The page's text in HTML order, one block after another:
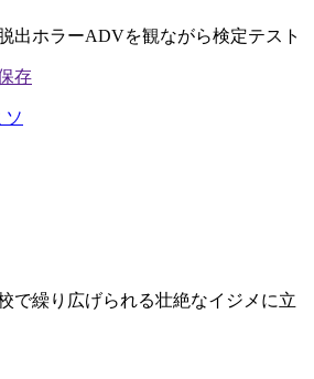
出ホラーADVを観ながら検定テスト
で繰り広げられる壮絶なイジメに立